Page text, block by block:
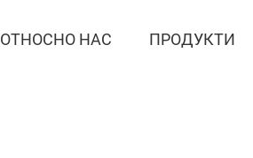
ОТНОСНО НАС ПРОДУКТИ